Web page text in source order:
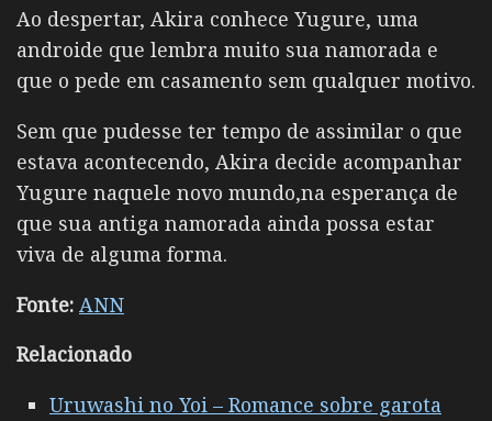
Ao despertar, Akira conhece Yugure, uma
androide que lembra muito sua namorada e
que o pede em casamento sem qualquer motivo.
Sem que pudesse ter tempo de assimilar o que
estava acontecendo, Akira decide acompanhar
Yugure naquele novo mundo,na esperança de
que sua antiga namorada ainda possa estar
viva de alguma forma.
Fonte: ANN
Relacionado
Uruwashi no Yoi – Romance sobre garota